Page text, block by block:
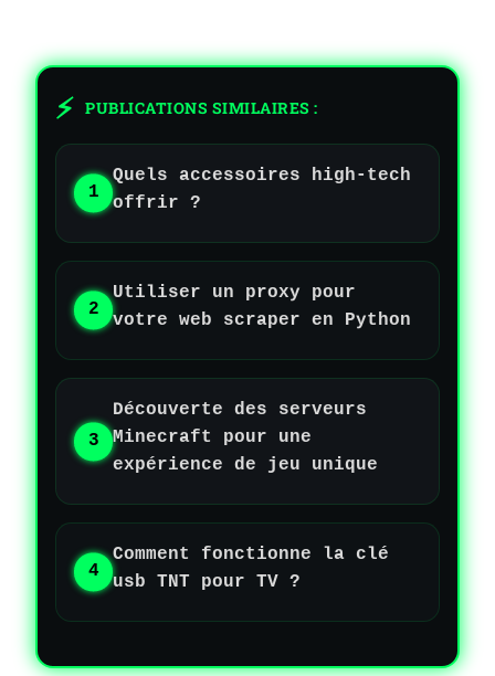
PUBLICATIONS SIMILAIRES :
Quels accessoires high-tech
offrir ?
Utiliser un proxy pour
votre web scraper en Python
Découverte des serveurs
Minecraft pour une
expérience de jeu unique
Comment fonctionne la clé
usb TNT pour TV ?